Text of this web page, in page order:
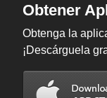
Obtener
Obtenga la
¡Descárguela